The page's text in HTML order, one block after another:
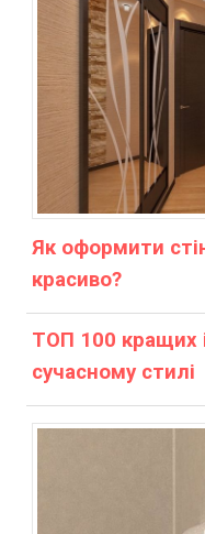
Як оформити
красиво?
ТОП 100 кращих
сучасному стилі